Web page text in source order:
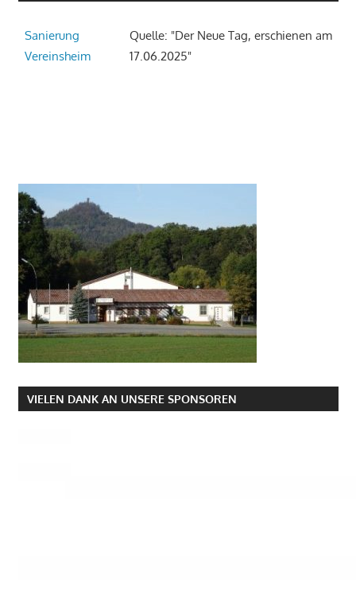
Sanierung
Vereinsheim
Quelle: "Der Neue Tag, erschienen am
17.06.2025"
VIELEN DANK AN UNSERE SPONSOREN